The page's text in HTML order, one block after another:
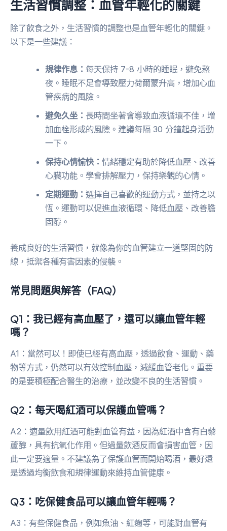
生活習慣調整：血管年輕化的關鍵
除了飲食之外，生活習慣的調整也是血管年輕化的關鍵。
以下是一些建議：
規律作息：每天保持 7-8 小時的睡眠，避免熬
夜。睡眠不足會導致壓力荷爾蒙升高，增加心血
管疾病的風險。
避免久坐： 長時間坐著會導致血液循環不佳，增
加血栓形成的風險。建議每隔 30 分鐘起身活動
一下。
保持心情愉快：情緒穩定有助於降低血壓、改善
心臟功能。學會排解壓力，保持樂觀的心情。
定期運動：選擇自己喜歡的運動方式，並持之以
恆。運動可以促進血液循環、降低血壓、改善膽
固醇。
養成良好的生活習慣，就像為你的血管建立一道堅固的防
線，抵禦各種有害因素的侵襲。
常見問題與解答（FAQ）
Q1：我已經有高血壓了，還可以讓血管年輕
嗎？
A1：當然可以！即使已經有高血壓，透過飲食、運動、藥
物等方式，仍然可以有效控制血壓，減緩血管老化。重要
的是要積極配合醫生的治療，並改變不良的生活習慣。
Q2：每天喝紅酒可以保護血管嗎？
A2：適量飲用紅酒可能對血管有益，因為紅酒中含有白藜
蘆醇，具有抗氧化作用。但過量飲酒反而會損害血管，因
此一定要適量。不建議為了保護血管而開始喝酒，最好還
是透過均衡飲食和規律運動來維持血管健康。
Q3：吃保健食品可以讓血管年輕嗎？
A3：有些保健食品，例如魚油、紅麴等，可能對血管有